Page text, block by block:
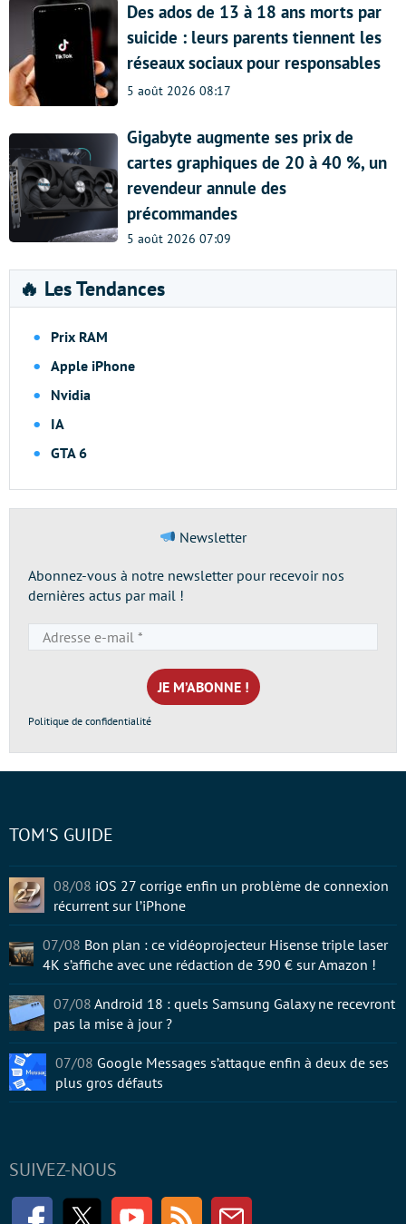
Des ados de 13 à 18 ans morts par
suicide : leurs parents tiennent les
réseaux sociaux pour responsables
5 août 2026 08:17
Gigabyte augmente ses prix de
cartes graphiques de 20 à 40 %, un
revendeur annule des
précommandes
5 août 2026 07:09
🔥 Les Tendances
Prix RAM
Apple iPhone
Nvidia
IA
GTA 6
Newsletter
Abonnez-vous à notre newsletter pour recevoir nos
dernières actus par mail !
e-
mail
*
Politique de confidentialité
SUIVEZ-NOUS
FacebookTwitter Youtube RSS Newsletter
TOM'S GUIDE
08/08 iOS 27 corrige enfin un problème de connexion
récurrent sur l’iPhone
07/08 Bon plan : ce vidéoprojecteur Hisense triple laser
4K s’affiche avec une rédaction de 390 € sur Amazon !
07/08 Android 18 : quels Samsung Galaxy ne recevront
pas la mise à jour ?
07/08 Google Messages s’attaque enfin à deux de ses
plus gros défauts